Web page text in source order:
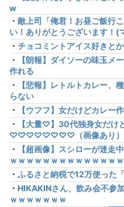
w
・ 敵上司「俺君！お昼ご飯行
い！ありがとうございます！(
・ チョコミントアイス好きと
・
【朗報】ダイソーの味玉メ
作れる
・
【悲報】レトルトカレー、
らない
・
【ウフフ】女だけどカレー
・
【大量♡】30代独身女だけ
♡♡♡♡♡♡♡♡（画像あり）
・
【超画像】スシローが迷走
ｗｗｗｗｗｗｗｗｗｗｗｗｗ
・ ふるさと納税で12万使った
・ HIKAKINさん、飲み会不参
ｗｗｗｗｗｗｗ